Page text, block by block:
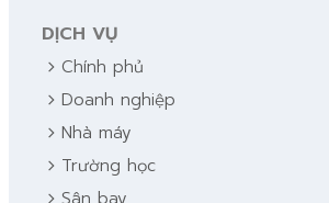
DỊCH VỤ
chevron_right Chính phủ
chevron_right Doanh nghiệp
chevron_right Nhà máy
chevron_right Trường học